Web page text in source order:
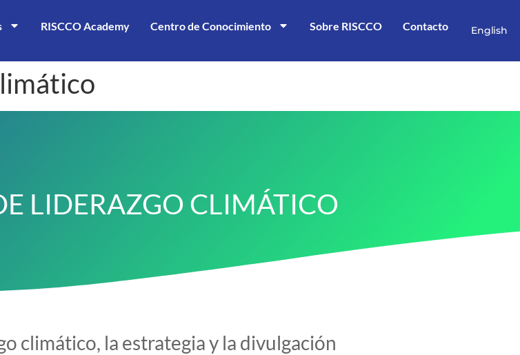
RISCCO Academy Centro de Conocimiento Sobre RISCCO Contacto English
LIDERAZGO CLIMÁTICO
climático, la estrategia y la divulgación